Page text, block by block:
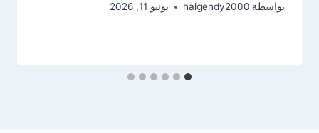
بواسطة halgendy2000 يونيو 11, 2026